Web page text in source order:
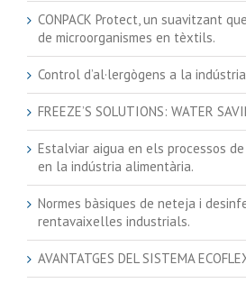
CONPACK Protect, un suavitzant
de microorganismes en tèxtils.
Control d’al·lergògens a la
FREEZE’S SOLUTIONS: WATER
Estalviar aigua en els processos
en la indústria alimentària.
Normes bàsiques de neteja i
rentavaixelles industrials.
AVANTATGES DEL SISTEMA